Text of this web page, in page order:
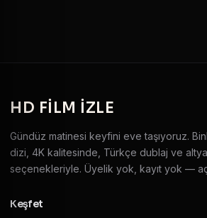
HD FILM IZLE
Gündüz matinesi keyfini eve taşıyoruz.
dizi, 4K kalitesinde, Türkçe dublaj ve
seçenekleriyle. Üyelik yok, kayıt yok —
Keşfet